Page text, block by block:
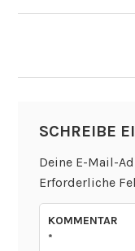
SCHREIBE
Deine E-Mail-
Erforderliche
KOMMENTAR
*